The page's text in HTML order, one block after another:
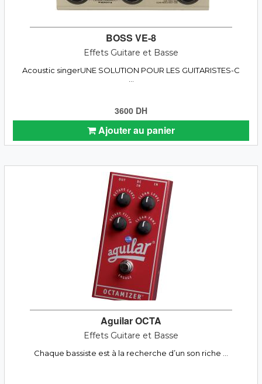
BOSS VE-8
Effets Guitare et Basse
Acoustic singerUNE SOLUTION POUR LES GUITARISTES-C
3600 DH
Ajouter au panier
Aguilar OCTA
Effets Guitare et Basse
Chaque bassiste est à la recherche d’un son riche ...